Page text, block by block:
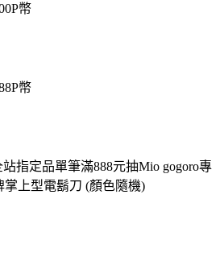
幣
幣
站指定品單筆滿888元抽Mio gogoro專
掌上型電鬍刀 (顏色隨機)